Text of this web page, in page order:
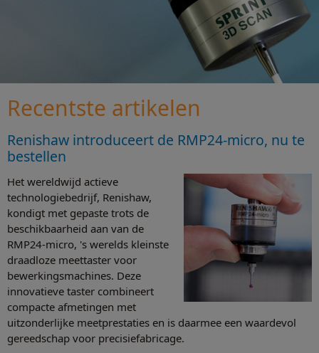
Recentste artikelen
Renishaw introduceert de RMP24-micro, nu te
bestellen
Het wereldwijd actieve
technologiebedrijf, Renishaw,
kondigt met gepaste trots de
beschikbaarheid aan van de
RMP24-micro, 's werelds kleinste
draadloze meettaster voor
bewerkingsmachines. Deze
innovatieve taster combineert
compacte afmetingen met
uitzonderlijke meetprestaties en is daarmee een waardevol
gereedschap voor precisiefabricage.